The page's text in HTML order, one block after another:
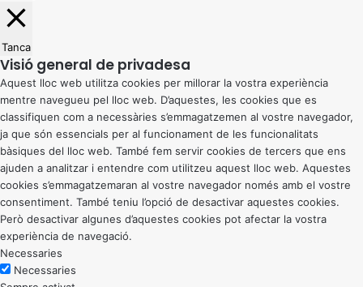
Tanca
Visió general de privadesa
Aquest lloc web utilitza cookies per millorar la vostra experiència
mentre navegueu pel lloc web. D’aquestes, les cookies que es
classifiquen com a necessàries s’emmagatzemen al vostre navegador,
ja que són essencials per al funcionament de les funcionalitats
bàsiques del lloc web. També fem servir cookies de tercers que ens
ajuden a analitzar i entendre com utilitzeu aquest lloc web. Aquestes
cookies s’emmagatzemaran al vostre navegador només amb el vostre
consentiment. També teniu l’opció de desactivar aquestes cookies.
Però desactivar algunes d’aquestes cookies pot afectar la vostra
experiència de navegació.
Necessaries
Necessaries